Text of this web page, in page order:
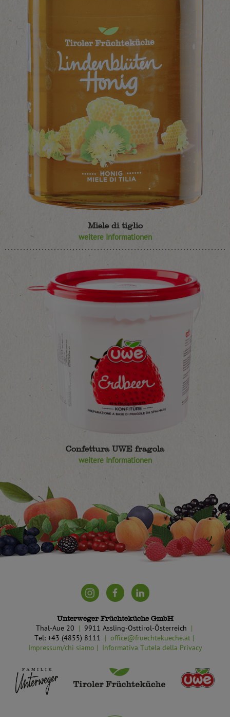
Miele di tiglio
weitere Informationen
Confettura UWE fragola
weitere Informationen
Unterweger Früchteküche GmbH
Thal-Aue 20
9911 Assling-Osttirol-Österreich
Tel: +43 (4855) 8111
office@fruechtekueche.at
Impressum/chi siamo
Informativa Tutela della Privacy